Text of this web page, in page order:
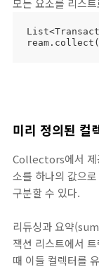
모든 요소를 리스
미리 정의된 컬
Collectors에서 제
소를 하나의 값으
구분할 수 있다.
리듀싱과 요약
잭션 리스트에서
때 이들 컬렉터를